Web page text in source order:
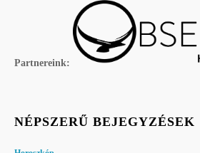
Partnereink:
NÉPSZERŰ BEJEGYZÉSEK